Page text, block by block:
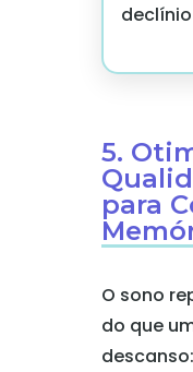
5.
para
O sono
do que